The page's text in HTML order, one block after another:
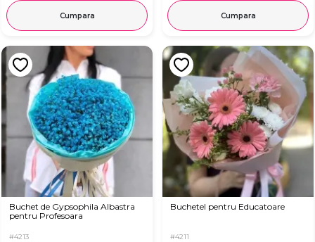
Cumpara Cumpara
Buchet de Gypsophila Albastra
pentru Profesoara
#4213
Buchetel pentru Educatoare
#4211